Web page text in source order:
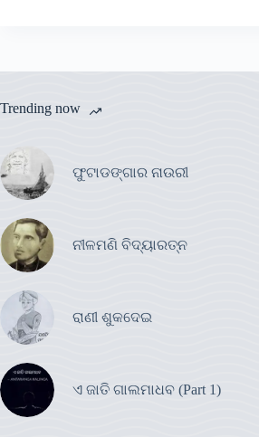
Trending now
ଫୁଟାଡଙ୍ଗାର ନାଉରୀ
ନୀଳମଣି ବିଦ୍ୟାରତ୍ନ
ରାଣୀ ଶୁକଦେଇ
ଏ ଜାତି ଗାଲମାଧବ (Part 1)